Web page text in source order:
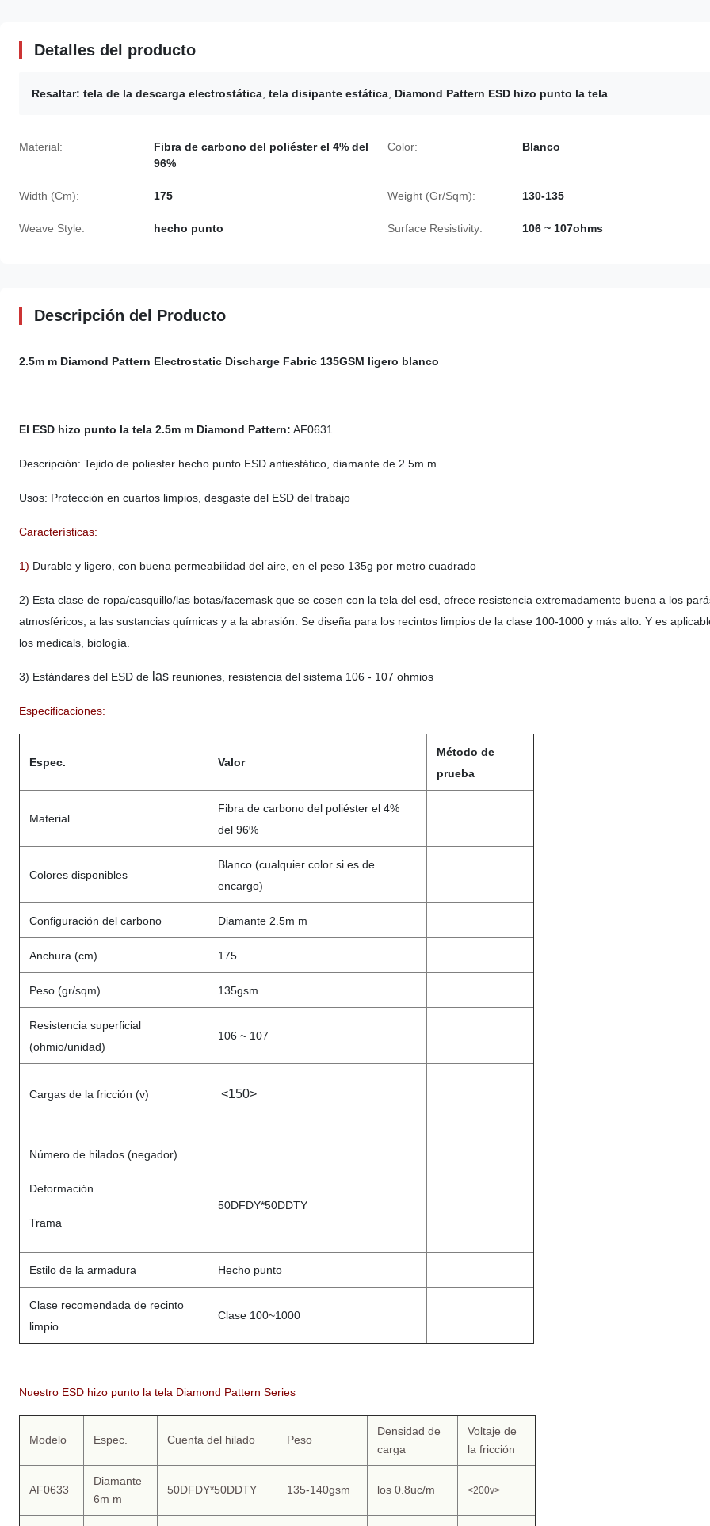
Detalles del producto
Resaltar: tela de la descarga electrostática tela disipante estática Diamond Pattern ESD hizo punto la tela
Material:
Fibra de carbono del poliéster el 4% del
96%
Color: Blanco
Width (Cm): 175 Weight (Gr/Sqm): 130-135
Weave Style: hecho punto Surface Resistivity: 106 ~ 107ohms
Descripción del Producto
2.5m m Diamond Pattern Electrostatic Discharge Fabric 135GSM ligero blanco
El ESD hizo punto la tela 2.5m m Diamond Pattern: AF0631
Descripción: Tejido de poliester hecho punto ESD antiestático, diamante de 2.5m m
Usos: Protección en cuartos limpios, desgaste del ESD del trabajo
Características:
1) Durable y ligero, con buena permeabilidad del aire, en el peso 135g por metro cuadrado
2) Esta clase de ropa/casquillo/las botas/facemask que se cosen con la tela del esd, ofrece resistencia extremadamente buena a los
atmosféricos, a las sustancias químicas y a la abrasión. Se diseña para los recintos limpios de la clase 100-1000 y más alto. Y es
los medicals, biología.
3) Estándares del ESD de las reuniones, resistencia del sistema 106 - 107 ohmios
Especificaciones:
Espec. Valor
Método de
prueba
Material
Fibra de carbono del poliéster el 4%
del 96%
Colores disponibles
Blanco (cualquier color si es de
encargo)
Configuración del carbono Diamante 2.5m m
Anchura (cm) 175
Peso (gr/sqm) 135gsm
Resistencia superficial
(ohmio/unidad)
106 ~ 107
Cargas de la fricción (v) <150>
Número de hilados (negador)
Deformación
Trama
50DFDY*50DDTY
Estilo de la armadura Hecho punto
Clase recomendada de recinto
limpio
Clase 100~1000
Nuestro ESD hizo punto la tela Diamond Pattern Series
Modelo Espec. Cuenta del hilado Peso
Densidad de
carga
Voltaje de
la fricción
AF0633
Diamante
6m m
50DFDY*50DDTY 135-140gsm los 0.8uc/m <200v>